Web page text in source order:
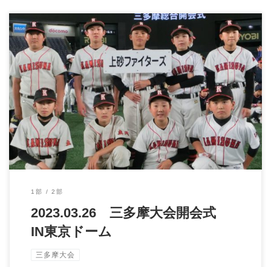
2023.03.26 三多摩大会開会式 IN東京ドーム 東京ドーム […]
1部 2部
2023.03.26 三多摩大会開会式
IN東京ドーム
三多摩大会